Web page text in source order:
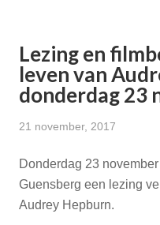
Lezing en
leven van
donderdag 23
21 november, 2017
Donderdag 23
Guensberg een lezing
Audrey Hepburn.